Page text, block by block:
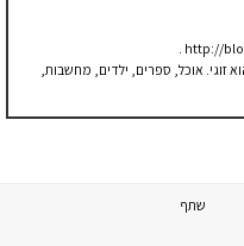
זוגי. אוכל, ספרים, ילדים, מחשבות,
שתף